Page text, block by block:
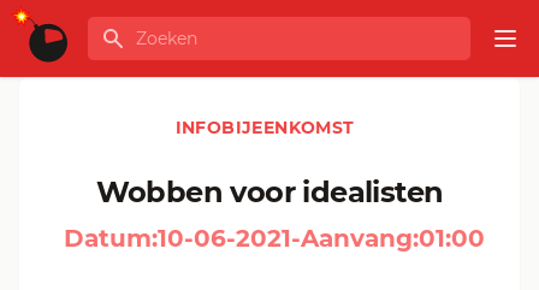
Ga naar de inhoud
GLOBALINFO
Zoeken
INFOBIJEENKOMST
Wobben voor idealisten
Datum:10-06-2021-Aanvang:01:00